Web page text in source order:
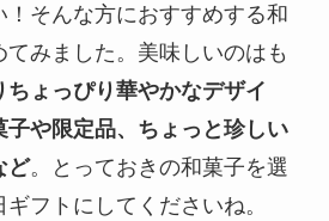
！そんな方におすすめする和
みました。美味しいのはも
ちょっぴり華やかなデザイ
子や限定品、ちょっと珍しい
ど。とっておきの和菓子を選
フトにしてくださいね。